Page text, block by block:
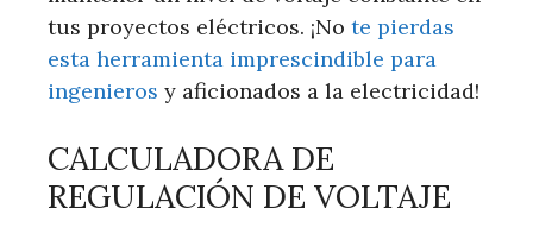
tus proyectos eléctricos. ¡No te pierdas
esta herramienta imprescindible para
ingenieros y aficionados a la electricidad!
CALCULADORA DE
REGULACIÓN DE VOLTAJE